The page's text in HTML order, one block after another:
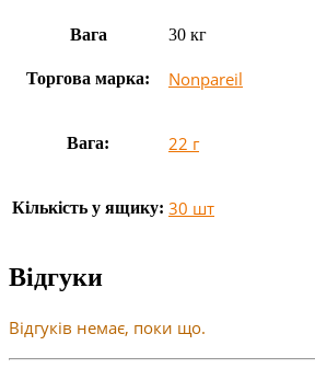
Вага 30 кг
Торгова марка: Nonpareil
Вага: 22 г
Кількість у ящику: 30 шт
Відгуки
Відгуків немає, поки що.